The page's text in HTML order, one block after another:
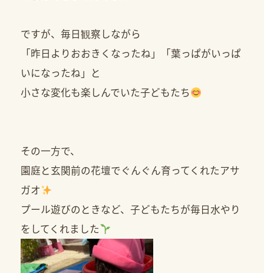
ですが、毎日観察しながら
「昨日よりおおきくなったね」「葉っぱがいっぱ
いになったね」と
小さな変化も楽しんでいた子どもたち
その一方で、
園庭と玄関前の花壇でぐんぐん育ってくれたアサ
ガオ
プール遊びのときなど、子どもたちが毎日水やり
をしてくれました